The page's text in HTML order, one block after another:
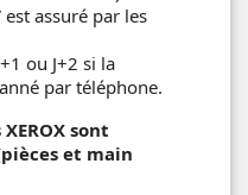
est assuré par les
ou J+2 si la
par téléphone.
sont
et main